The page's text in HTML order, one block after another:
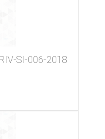
SI-006-2018